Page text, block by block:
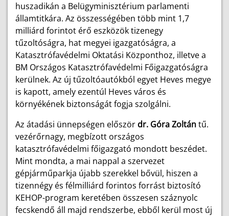
huszadikán a Belügyminisztérium parlamenti
államtitkára. Az összességében több mint 1,7
milliárd forintot érő eszközök tizenegy
tűzoltóságra, hat megyei igazgatóságra, a
Katasztrófavédelmi Oktatási Központhoz, illetve a
BM Országos Katasztrófavédelmi Főigazgatóságra
kerülnek. Az új tűzoltóautókból egyet Heves megye
is kapott, amely ezentúl Heves város és
környékének biztonságát fogja szolgálni.
Az átadási ünnepségen először dr. Góra Zoltántű.
vezérőrnagy, megbízott országos
katasztrófavédelmi főigazgató mondott beszédet.
Mint mondta, a mai nappal a szervezet
gépjárműparkja újabb szerekkel bővül, hiszen a
tizennégy és félmilliárd forintos forrást biztosító
KEHOP-program keretében összesen száznyolc
fecskendő áll majd rendszerbe, ebből kerül most új